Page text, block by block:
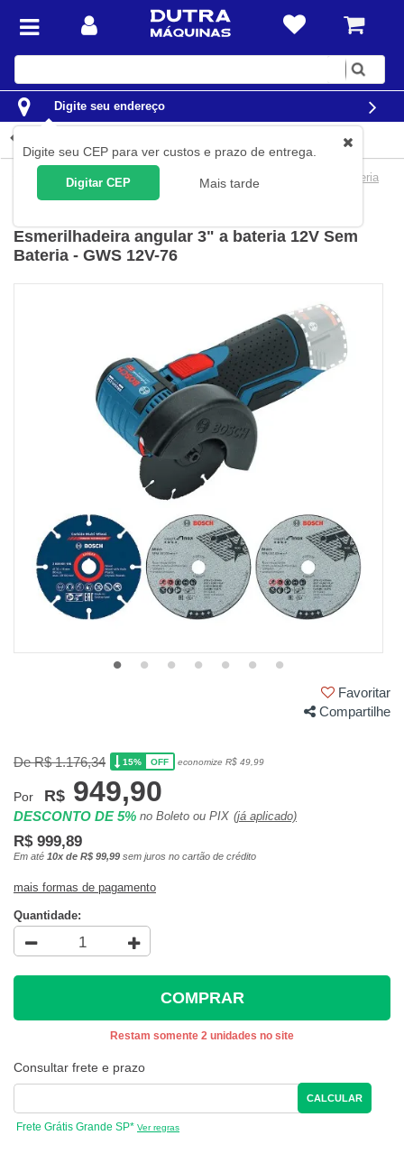
Digite
Digite seu endereço
Digite seu CEP para ver custos e prazo de entrega.
Digitar CEP Mais tarde
Ferramentas Ferramentas a Bateria Esmerilhadeiras a Bateria
Esmerilhadeira angular 3" a bateria 12V Sem
Bateria - GWS 12V-76
Favoritar
Compartilhe
De R$ 1.176,34 15% OFF economize R$ 49,99
Por R$ 949,90
DESCONTO DE 5% no Boleto ou PIX (já aplicado)
R$ 999,89
Em até 10x de R$ 99,99 sem juros no cartão de crédito
mais formas de pagamento
Quantidade:
COMPRAR
Restam somente 2 unidades no site
Consultar frete e prazo
CALCULAR
Frete Grátis Grande SP* Ver regras